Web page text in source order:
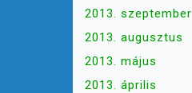
2013. szeptember
2013. augusztus
2013. május
2013. április